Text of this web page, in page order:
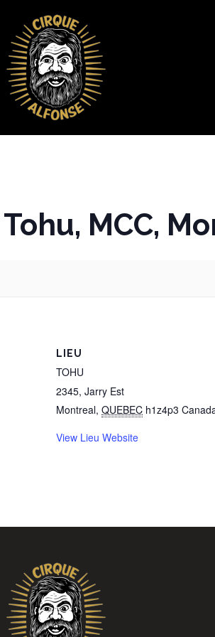
MCC,
LIEU
TOHU
2345, Jarry Est
Montreal, QUEBEC h1z4p3
View Lieu Website